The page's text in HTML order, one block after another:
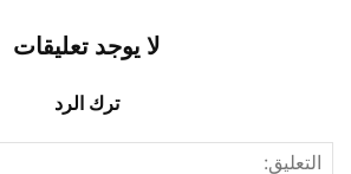
لا يوجد تعليقات
ترك الرد